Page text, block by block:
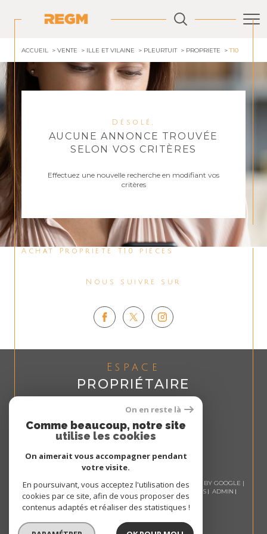
ACCUEIL VENTE ILLE ET VILAINE PLEURTUIT PROPRIETE T10
Désolé,
AUCUNE ANNONCE TROUVÉE
SELON VOS CRITÈRES
Effectuez une nouvelle recherche en modifiant vos
critères
Achat Propriete T10 pièces
Nous suivre sur
Espace
PROPRIÉTAIRE
Se connecter
© 2026 | TOUS DROITS RÉSERVÉS | TRADUCTION POWERED BY GOOGLE |
NOS HONORAIRES
PLAN DU SITE MENTIONS LÉGALES
ADMIN
NOS LIENS
POLITIQUE RGPD COOKIES
On en reste là
Comme beaucoup, notre site
utilise les cookies
On aimerait vous accompagner pendant
votre visite.
En poursuivant, vous acceptez l'utilisation des
cookies par ce site, afin de vous proposer des
contenus adaptés et réaliser des statistiques !